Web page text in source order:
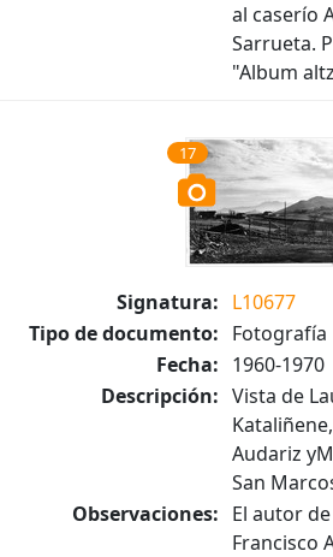
al caserío
Sarrueta.
"Album
17
Signatura: L10677
Tipo de documento: Fotografía
Fecha: 1960-1970
Descripción: Vista de
Audariz
San
Observaciones: El autor
Francisco